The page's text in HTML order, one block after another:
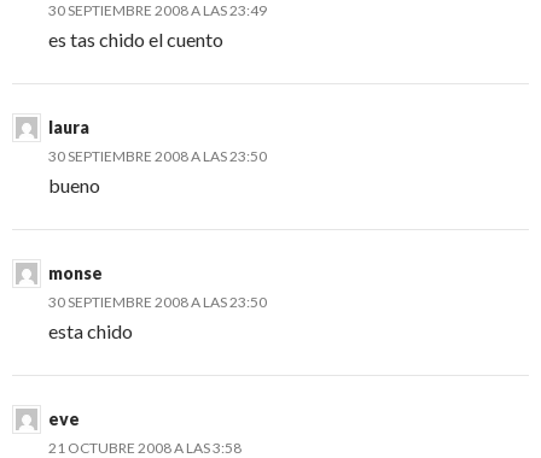
30 SEPTIEMBRE 2008 A LAS 23:49
es tas chido el cuento
laura
30 SEPTIEMBRE 2008 A LAS 23:50
bueno
monse
30 SEPTIEMBRE 2008 A LAS 23:50
esta chido
eve
21 OCTUBRE 2008 A LAS 3:58